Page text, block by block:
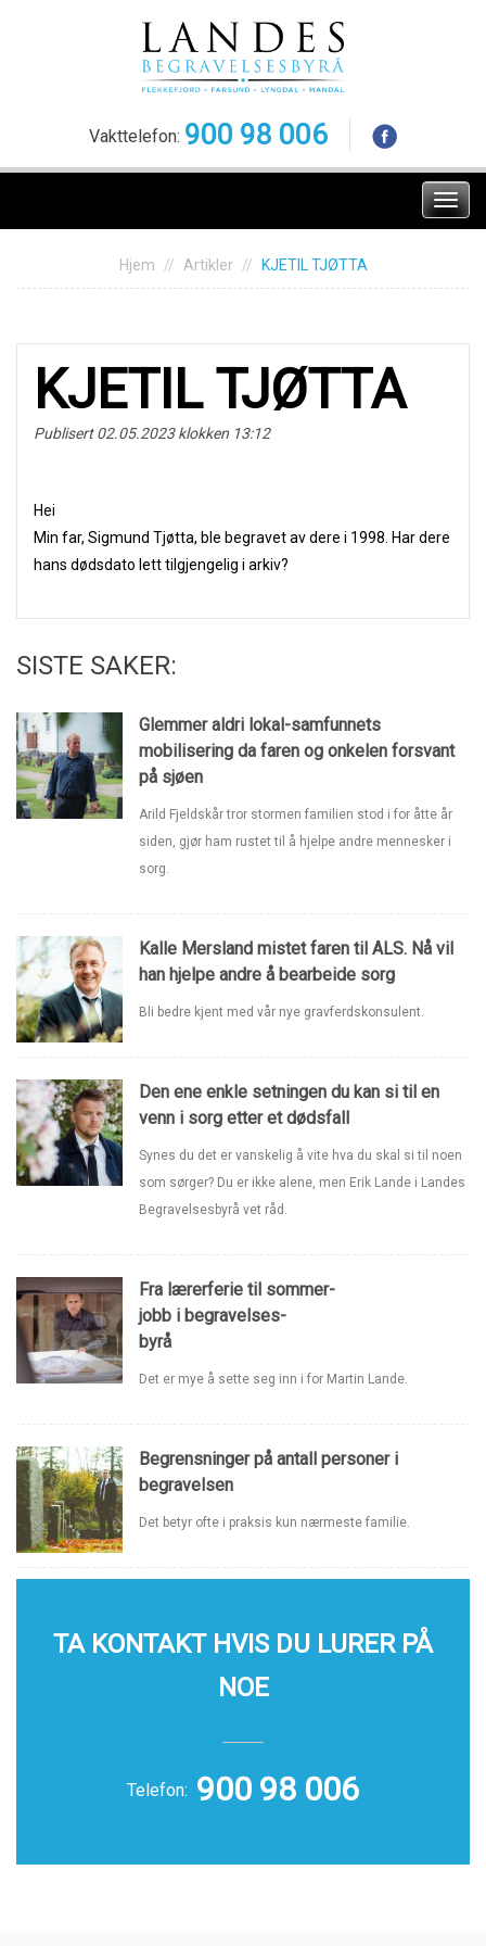
Vakttelefon: 900 98 006
Meny
Hjem Artikler KJETIL TJØTTA
KJETIL TJØTTA
Publisert 02.05.2023 klokken 13:12
Hei
Min far, Sigmund Tjøtta, ble begravet av dere i 1998. Har dere
hans dødsdato lett tilgjengelig i arkiv?
SISTE SAKER:
Glemmer aldri lokal-samfunnets
mobilisering da faren og onkelen forsvant
på sjøen
Arild Fjeldskår tror stormen familien stod i for åtte år
siden, gjør ham rustet til å hjelpe andre mennesker i
sorg.
Kalle Mersland mistet faren til ALS. Nå vil
han hjelpe andre å bearbeide sorg
Bli bedre kjent med vår nye gravferdskonsulent.
Den ene enkle setningen du kan si til en
venn i sorg etter et dødsfall
Synes du det er vanskelig å vite hva du skal si til noen
som sørger? Du er ikke alene, men Erik Lande i Landes
Begravelsesbyrå vet råd.
Fra lærerferie til sommer-
jobb i begravelses-
byrå
Det er mye å sette seg inn i for Martin Lande.
Begrensninger på antall personer i
begravelsen
Det betyr ofte i praksis kun nærmeste familie.
TA KONTAKT HVIS DU LURER PÅ
NOE
Telefon: 900 98 006